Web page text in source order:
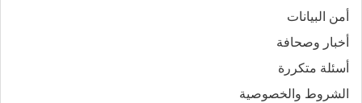
أمن البيانات
أخبار وصحافة
أسئلة متكررة
الشروط والخصوصية